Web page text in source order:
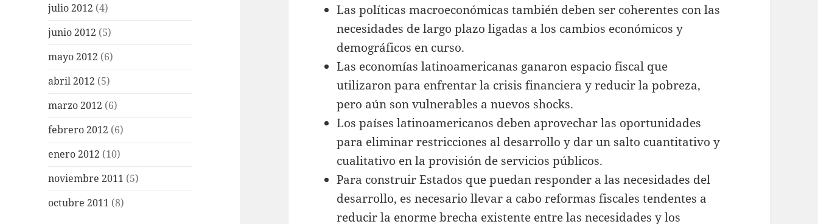
julio 2012 (4)
junio 2012 (5)
mayo 2012 (6)
abril 2012 (5)
marzo 2012 (6)
febrero 2012 (6)
enero 2012 (10)
noviembre 2011 (5)
octubre 2011 (8)
Las políticas macroeconómicas también deben ser coherentes con las
necesidades de largo plazo ligadas a los cambios económicos y
demográficos en curso.
Las economías latinoamericanas ganaron espacio fiscal que
utilizaron para enfrentar la crisis financiera y reducir la pobreza,
pero aún son vulnerables a nuevos shocks.
Los países latinoamericanos deben aprovechar las oportunidades
para eliminar restricciones al desarrollo y dar un salto cuantitativo y
cualitativo en la provisión de servicios públicos.
Para construir Estados que puedan responder a las necesidades del
desarrollo, es necesario llevar a cabo reformas fiscales tendentes a
reducir la enorme brecha existente entre las necesidades y los